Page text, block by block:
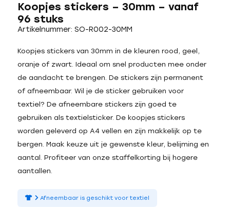
Koopjes stickers – 30mm – vanaf
96 stuks
Artikelnummer: SO-R002-30MM
Koopjes stickers van 30mm in de kleuren rood, geel,
oranje of zwart. Ideaal om snel producten mee onder
de aandacht te brengen. De stickers zijn permanent
of afneembaar. Wil je de sticker gebruiken voor
textiel? De afneembare stickers zijn goed te
gebruiken als textielsticker. De koopjes stickers
worden geleverd op A4 vellen en zijn makkelijk op te
bergen. Maak keuze uit je gewenste kleur, belijming en
aantal. Profiteer van onze staffelkorting bij hogere
aantallen.
Afneembaar is geschikt voor textiel